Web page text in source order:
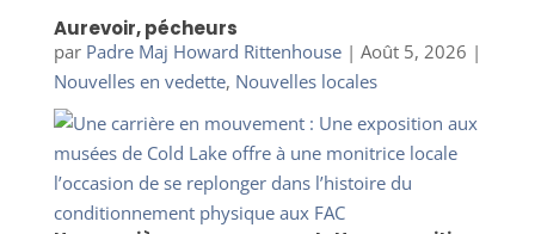
Aurevoir, pécheurs
par Padre Maj Howard Rittenhouse| Août 5, 2026 |
Nouvelles en vedette, Nouvelles locales